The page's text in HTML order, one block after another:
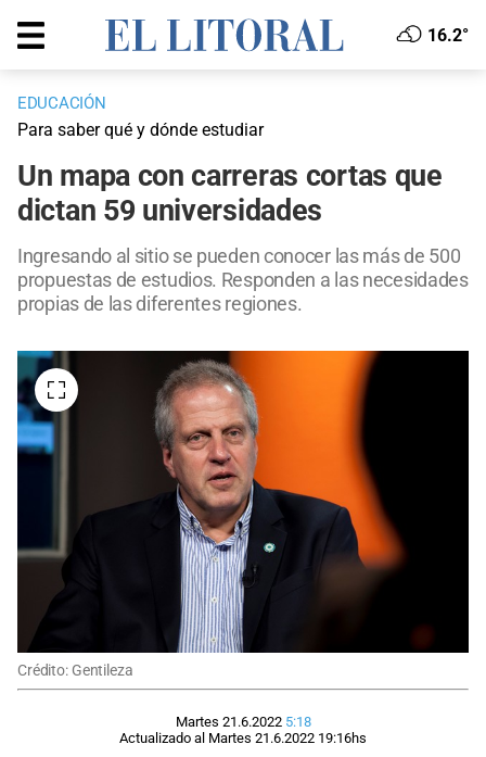
16.2°
EDUCACIÓN
Para saber qué y dónde estudiar
Un mapa con carreras cortas que
dictan 59 universidades
Ingresando al sitio se pueden conocer las más de 500
propuestas de estudios. Responden a las necesidades
propias de las diferentes regiones.
Crédito: Gentileza
Martes 21.6.2022 5:18
Actualizado al Martes 21.6.2022 19:16hs